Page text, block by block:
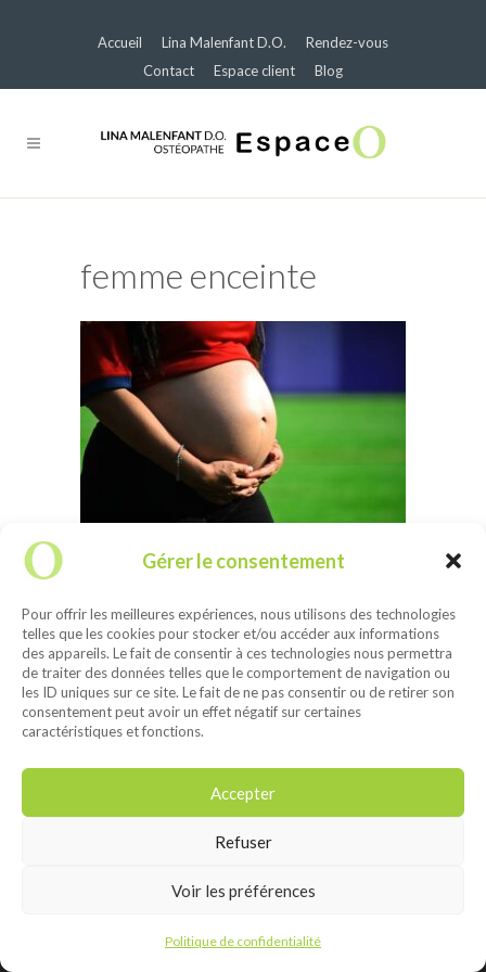
Gérer le consentement
Pour offrir les meilleures expériences, nous utilisons des technologies
telles que les cookies pour stocker et/ou accéder aux informations
des appareils. Le fait de consentir à ces technologies nous permettra
de traiter des données telles que le comportement de navigation ou
les ID uniques sur ce site. Le fait de ne pas consentir ou de retirer son
consentement peut avoir un effet négatif sur certaines
caractéristiques et fonctions.
Accepter
Refuser
Voir les préférences
Politique de confidentialité
Accueil Lina Malenfant D.O.
Rendez-vous
Contact
Espace client Blog
femme enceinte
femme enceinte
Montréal, (Québec) H2J 1M6 –lina.malenfant@espaceo.ca